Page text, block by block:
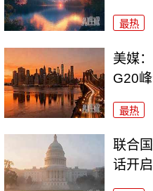
最热
美媒
G20
最热
联合
话开启